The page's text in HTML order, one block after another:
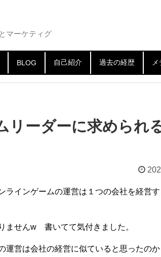
マーケティグ
BLOG 自己紹介 過去の経歴
リーダーに求められ
ラインゲームの運営は１つの会社を経営
ませんw 書いてて気付きました。
運営は会社の経営に似ていると思ったの